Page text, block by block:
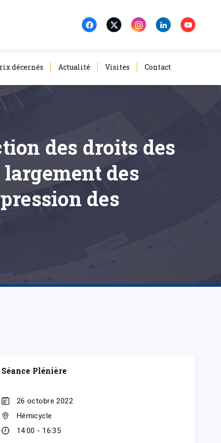
décernés Actualité Visites Contact
des droits des
des
des
Séance Plénière
26 octobre 2022
Hémicycle
14:00 - 16:35